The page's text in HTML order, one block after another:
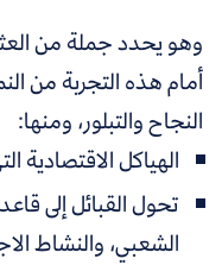
وهو يحدد جملة من
أمام هذه التجربة من
النجاح والتبلور، ومنها:
الهياكل الاقتصادية
تحول القبائل إلى
الشعبي، والنشاط